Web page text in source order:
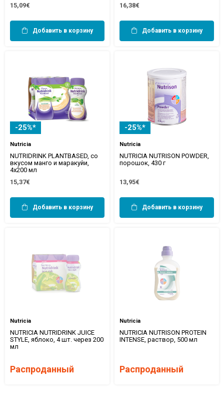
15,09€
Добавить в корзину
16,38€
Добавить в корзину
-25%*
Nutricia
NUTRIDRINK PLANTBASED, со
вкусом манго и маракуйи,
4x200 мл
15,37€
Добавить в корзину
-25%*
Nutricia
NUTRICIA NUTRISON POWDER,
порошок, 430 г
13,95€
Добавить в корзину
Nutricia
NUTRICIA NUTRIDRINK JUICE
STYLE, яблоко, 4 шт. через 200
мл
Распроданный
Nutricia
NUTRICIA NUTRISON PROTEIN
INTENSE, раствор, 500 мл
Распроданный